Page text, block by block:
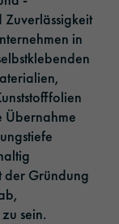
in
Übernahme
der Gründung
sein.